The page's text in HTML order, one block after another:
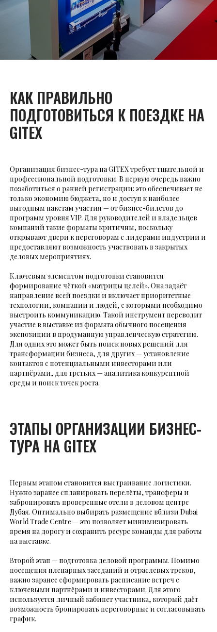
КАК ПРАВИЛЬНО
ПОДГОТОВИТЬСЯ К ПОЕЗДКЕ НА
GITEX
Организация бизнес-тура на GITEX требует тщательной и
профессиональной подготовки. В первую очередь важно
позаботиться о ранней регистрации: это обеспечивает не
только экономию бюджета, но и доступ к наиболее
выгодным пакетам участия — от бизнес-билетов до
программ уровня VIP. Для руководителей и владельцев
компаний такие форматы критичны, поскольку
открывают двери к переговорам с лидерами индустрии и
предоставляют возможность участвовать в закрытых
деловых мероприятиях.
Ключевым элементом подготовки становится
формирование чёткой «матрицы целей». Она задаёт
направление всей поездки и включает приоритетные
технологии, компании и людей, с которыми необходимо
выстроить коммуникацию. Такой инструмент переводит
участие в выставке из формата обычного посещения
экспозиции в продуманную управленческую стратегию.
Для одних это может быть поиск новых решений для
трансформации бизнеса, для других — установление
контактов с потенциальными инвесторами или
партнёрами, для третьих — аналитика конкурентной
среды и поиск точек роста.
ЭТАПЫ ОРГАНИЗАЦИИ БИЗНЕС-
ТУРА НА GITEX
Первым этапом становится выстраивание логистики.
Нужно заранее спланировать перелёты, трансферы и
забронировать проверенные отели в деловом центре
Дубая. Оптимально выбирать размещение вблизи Dubai
World Trade Centre — это позволяет минимизировать
время на дорогу и сохранить ресурс команды для работы
на выставке.
Второй этап — подготовка деловой программы. Помимо
посещения пленарных заседаний и отраслевых треков,
важно заранее сформировать расписание встреч с
ключевыми партнёрами и инвесторами. Для этого
используется личный кабинет участника, который даёт
возможность бронировать переговорные и согласовывать
график.